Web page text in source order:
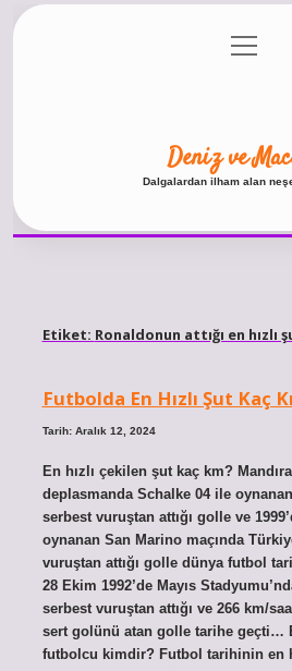
Gizlilik Politikası
menüyü
aç
Deniz ve
Dalgalardan ilham alan
Etiket: Ronaldonun attığı en hızlı
Futbolda En Hızlı Şut Kaç
Tarih: Aralık 12, 2024
En hızlı çekilen şut kaç km?
deplasmanda Schalke 04 ile
serbest vuruştan attığı golle ve
oynanan San Marino maçında
vuruştan attığı golle dünya futbol
28 Ekim 1992’de Mayıs
serbest vuruştan attığı ve 266 km/
sert golünü atan golle tarihe geçti…
futbolcu kimdir? Futbol tarihinin en